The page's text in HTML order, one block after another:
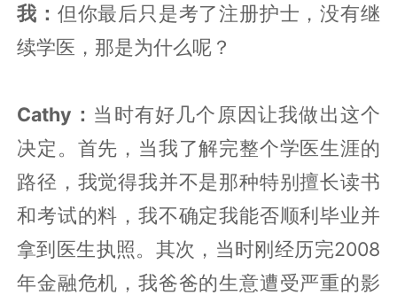
我： 但你最后只是考了注册护士，没有继
续学医，那是为什么呢？
Cathy： 当时有好几个原因让我做出这个
决定。首先，当我了解完整个学医生涯的
路径，我觉得我并不是那种特别擅长读书
和考试的料，我不确定我能否顺利毕业并
拿到医生执照。其次，当时刚经历完2008
年金融危机，我爸爸的生意遭受严重的影